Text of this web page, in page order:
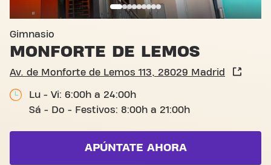
Gimnasio
MONFORTE DE LEMOS
Av. de Monforte de Lemos 113, 28029 Madrid
Lu - Vi: 6:00h a 24:00h
Sá - Do - Festivos: 8:00h a 21:00h
APÚNTATE AHORA